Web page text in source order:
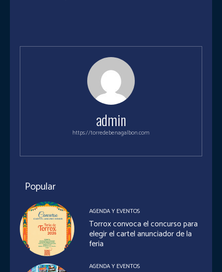
admin
https://torredebenagalbon.com
Popular
AGENDA Y EVENTOS
Torrox convoca el concurso para
elegir el cartel anunciador de la
feria
AGENDA Y EVENTOS